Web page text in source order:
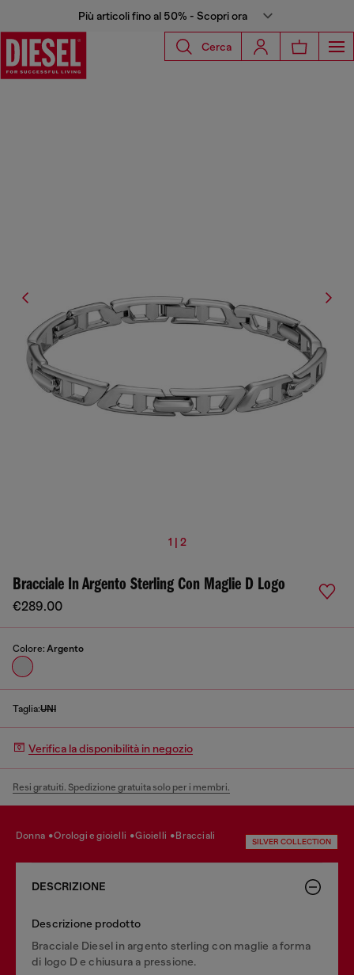
Più articoli fino al 50% - Scopri ora
Cerca
1 | 2
Bracciale In Argento Sterling Con Maglie D Logo
€289.00
Colore: Argento
Taglia:UNI
Verifica la disponibilità in negozio
Resi gratuiti. Spedizione gratuita solo per i membri.
donna orologi e gioielli gioielli bracciali
SILVER COLLECTION
DESCRIZIONE
Descrizione prodotto
Bracciale Diesel in argento sterling con maglie a forma
di logo D e chiusura a pressione.